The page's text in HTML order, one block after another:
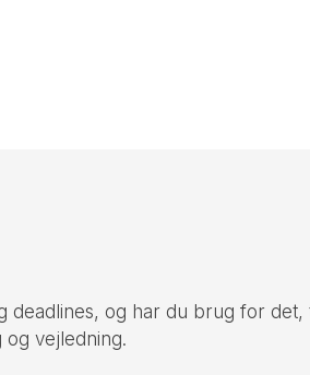
deadlines, og har du brug for det,
og vejledning.